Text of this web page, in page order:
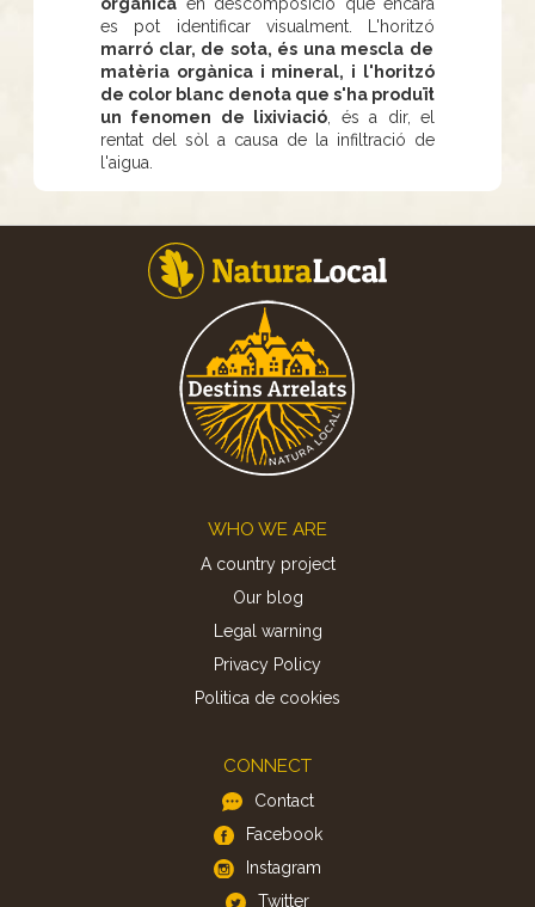
es pot identificar visualment. L'horitzó
marró clar, de sota, és una mescla de
matèria orgànica i mineral, i l'horitzó
de color blanc denota que s'ha produït
un fenomen de lixiviació , és a dir, el
rentat del sòl a causa de la infiltració de
l'aigua.
WHO WE ARE
A country project
Our blog
Legal warning
Privacy Policy
Politica de cookies
CONNECT
Contact
Facebook
Instagram
Twitter